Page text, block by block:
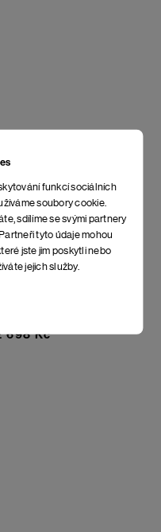
funkcí sociálních
soubory cookie.
sdílíme se svými partnery
tyto údaje mohou
jste jim poskytli nebo
jejich služby.
698 Kč